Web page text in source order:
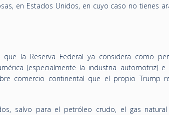
en Estados Unidos, en cuyo caso no tienes
la Reserva Federal ya considera como
(especialmente la industria automotriz) e
comercio continental que el propio Trump
salvo para el petróleo crudo, el gas